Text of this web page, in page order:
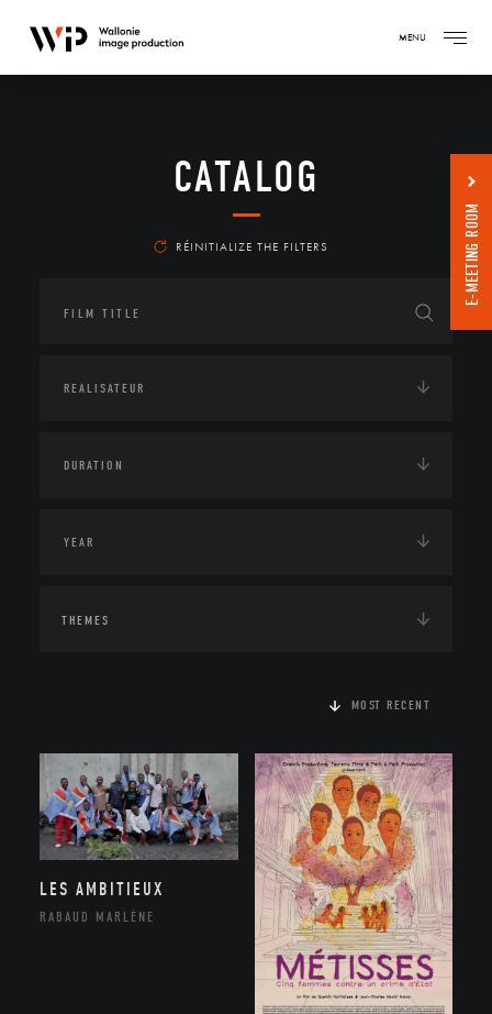
MENU
CATALOG
RÉINITIALIZE THE FILTERS
THEMES
MOST RECENT
LES AMBITIEUX
RABAUD MARLÈNE
E-MEETING ROOM